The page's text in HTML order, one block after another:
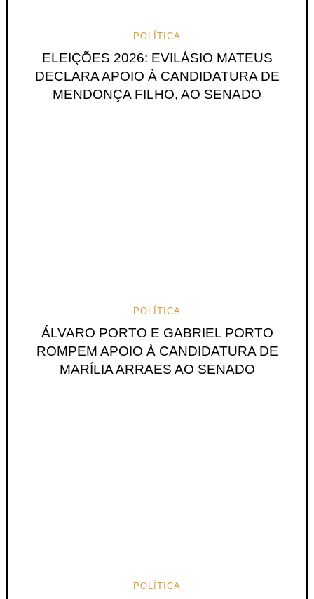
POLÍTICA
ELEIÇÕES 2026: EVILÁSIO MATEUS
DECLARA APOIO À CANDIDATURA DE
MENDONÇA FILHO, AO SENADO
POLÍTICA
ÁLVARO PORTO E GABRIEL PORTO
ROMPEM APOIO À CANDIDATURA DE
MARÍLIA ARRAES AO SENADO
POLÍTICA